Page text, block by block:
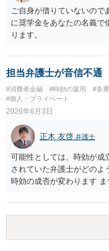
ご自身が借りていないの
に奨学金をあなたの名義で
ります。
担当弁護士が音信不通
#消費者金融 #時効の援用 #多
#個人・プライベート
2026年6月3日
正木 友啓 弁護士
可能性としては、時効が成
されていた弁護士がどのよ
時効の成否が変わります
弁護士と長期間連絡が取れ